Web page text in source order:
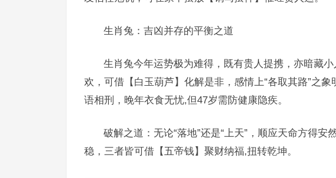
生肖兔：吉凶并存的平衡之道
生肖兔今年运势极为难得，既有贵人提携，亦暗藏
欢，可借【白玉葫芦】化解是非，感情上“各取其路”之
语相刑，晚年衣食无忧,但47岁需防健康隐疾。
破解之道：无论“落地”还是“上天”，顺应天命方得
稳，三者皆可借【五帝钱】聚财纳福,扭转乾坤。